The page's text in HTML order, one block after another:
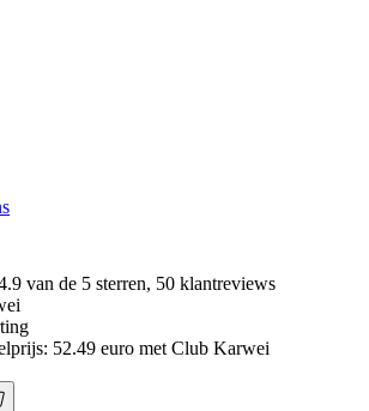
van de 5 sterren, 50 klantreviews
52.49 euro met Club Karwei